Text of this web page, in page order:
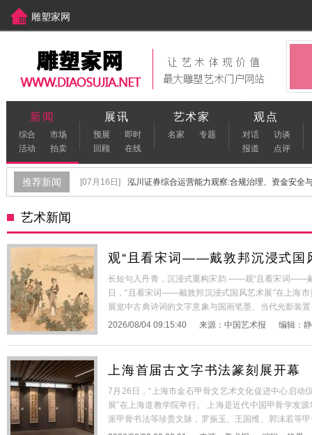
雕塑家网
新闻
综合
市场
活动
拍卖
展讯
预展
即时
回顾
在线
艺术家
名家 专题
观点
对话
访谈
报道
点评
推荐新闻 [07月16日] 泓川证券综合运营能力观察:合规治理、资金安全
[09月29日]
[08月04日] "羊城陶韵 陶脉同源"特展盛大启幕 葆光美陶文化
艺术新闻
观“且看宋词——戴敦邦沉浸式国
长短句入丹青，沉浸式重构宋韵 ——观“且看宋词——
日，“且看宋词——戴敦邦沉浸式国风艺术展”在上海
展览中古典诗词的文字意象与国画笔墨、当代光影装
价值的文化转译。 这场以戴敦邦50余幅宋词人物画
2026/08/04 09:15:40 来源： 中国艺术报 编辑：
上海首届古文字书法篆刻展开幕
7月26日，“上海市金石甲骨文艺术文化促进中心启动
展”在上海道教学院举行。 上海是近代中国甲骨学发
派甲骨书法等珍贵文脉，罗振玉、王国维、郭沫若等
推动、政协委员发起筹备下，上海市金石甲骨文艺术